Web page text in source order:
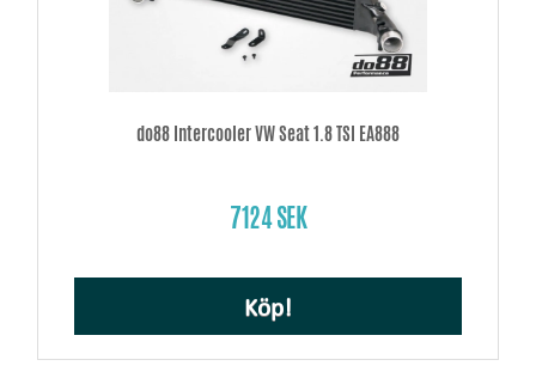
do88 Intercooler VW Seat 1.8 TSI EA888
7124 SEK
Köp!